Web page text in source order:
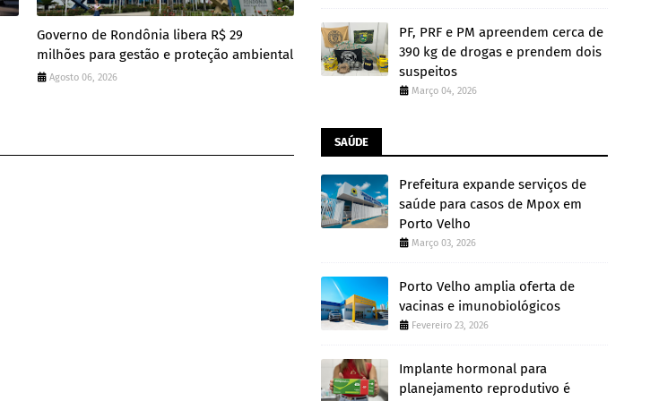
Governo de Rondônia libera R$ 29
milhões para gestão e proteção ambiental
Agosto 06, 2026
PF, PRF e PM apreendem cerca de
390 kg de drogas e prendem dois
suspeitos
Março 04, 2026
SAÚDE
Prefeitura expande serviços de
saúde para casos de Mpox em
Porto Velho
Março 03, 2026
Porto Velho amplia oferta de
vacinas e imunobiológicos
Fevereiro 23, 2026
Implante hormonal para
planejamento reprodutivo é